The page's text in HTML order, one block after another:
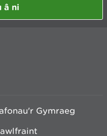
â ni
Gymraeg